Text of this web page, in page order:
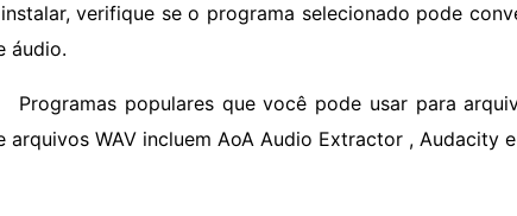
verifique se o programa selecionado pode
áudio.
Programas populares que você pode usar para
arquivos WAV incluem AoA Audio Extractor , Audacity